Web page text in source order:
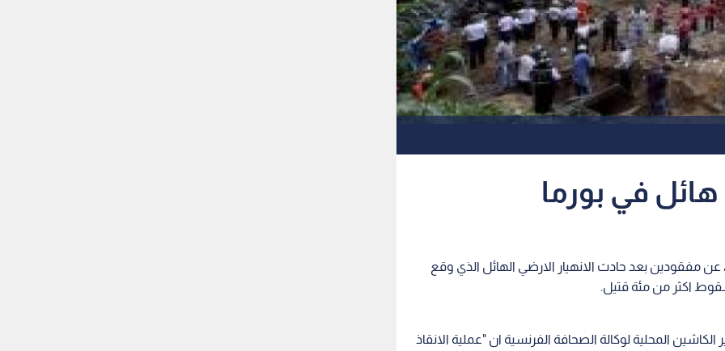
عن مفقودين بعد حادث الانهيار الارضي الهائل الذي وقع
اكثر من مئة قتيل.
المحلية لوكالة الصحافة الفرنسية ان "عملية الانقاذ